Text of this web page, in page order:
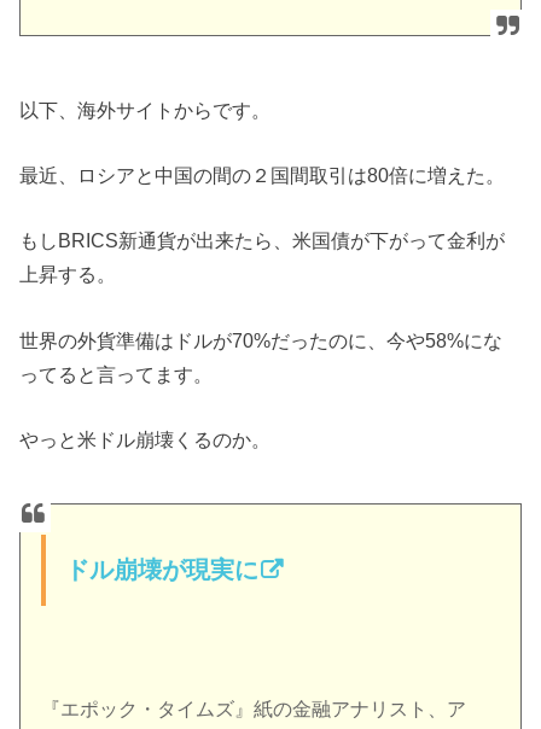
以下、海外サイトからです。
最近、ロシアと中国の間の２国間取引は80倍に増えた。
もしBRICS新通貨が出来たら、米国債が下がって金利が
上昇する。
世界の外貨準備はドルが70%だったのに、今や58%にな
ってると言ってます。
やっと米ドル崩壊くるのか。
ドル崩壊が現実に
『エポック・タイムズ』紙の金融アナリスト、ア